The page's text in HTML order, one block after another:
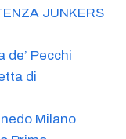
JUNKERS
de’ Pecchi
di
Milano